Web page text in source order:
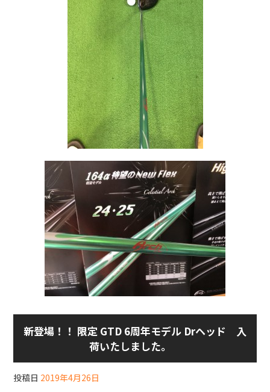
新登場！！ 限定 GTD 6周年モデル Drヘッド 入
荷いたしました。
投稿日 2019年4月26日